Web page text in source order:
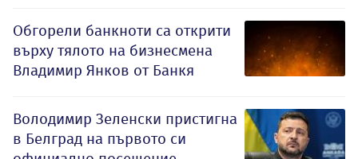
Обгорели банкноти са открити
върху тялото на бизнесмена
Владимир Янков от Банкя
Володимир Зеленски пристигна
в Белград на първото си